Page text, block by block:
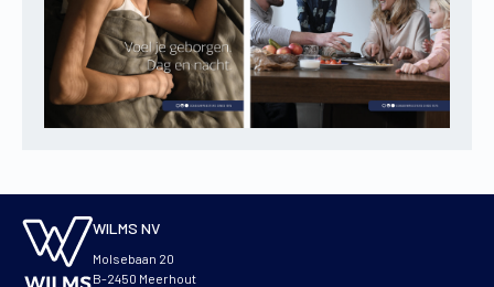
WILMS NV
Molsebaan 20
B-2450 Meerhout